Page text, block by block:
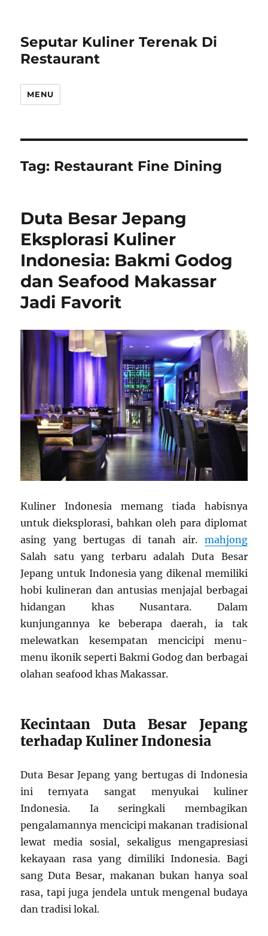
Seputar Kuliner Terenak Di
Restaurant
MENU
Tag: Restaurant Fine Dining
Duta Besar Jepang
Eksplorasi Kuliner
Indonesia: Bakmi Godog
dan Seafood Makassar
Jadi Favorit
Kuliner Indonesia memang tiada habisnya
untuk dieksplorasi, bahkan oleh para diplomat
asing yang bertugas di tanah air. mahjong
Salah satu yang terbaru adalah Duta Besar
Jepang untuk Indonesia yang dikenal memiliki
hobi kulineran dan antusias menjajal berbagai
hidangan khas Nusantara. Dalam
kunjungannya ke beberapa daerah, ia tak
melewatkan kesempatan mencicipi menu-
menu ikonik seperti Bakmi Godog dan berbagai
olahan seafood khas Makassar.
Kecintaan Duta Besar Jepang
terhadap Kuliner Indonesia
Duta Besar Jepang yang bertugas di Indonesia
ini ternyata sangat menyukai kuliner
Indonesia. Ia seringkali membagikan
pengalamannya mencicipi makanan tradisional
lewat media sosial, sekaligus mengapresiasi
kekayaan rasa yang dimiliki Indonesia. Bagi
sang Duta Besar, makanan bukan hanya soal
rasa, tapi juga jendela untuk mengenal budaya
dan tradisi lokal.